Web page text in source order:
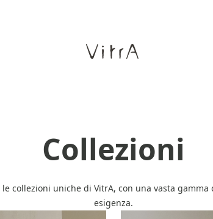
Collezioni
collezioni uniche di VitrA, con una vasta
esigenza.